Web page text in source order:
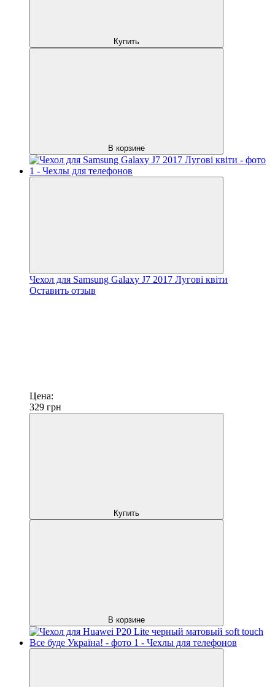
Купить
В корзине
Чехол для Samsung Galaxy J7 2017 Лугові квіти
Оставить отзыв
Цена:
329 грн
Купить
В корзине